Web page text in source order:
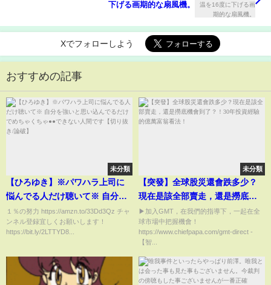
下げる画期的な扇風機。
Xでフォローしよう
おすすめの記事
未分類
【ひろゆき】※パワハラ上司に
悩んでる人だけ聴いて※ 自分を
強いと思い込んでるだけでめち
ゃくちゃ●●できない人間です
【切り抜き/論破】
１％の努力 https://amzn.to/33Dd3Qz チャ
ンネル登録宜しくお願いします！
https://bit.ly/2LTTYD8...
未分類
【突發】全球股災還會跌多少？
現在是該全部賣走，還是撈底機
會到了？！30年投資經驗的億萬
富翁看法！
▶︎加入GMT，在我們的指導下，一起在全
球市場中把握機會！
https://www.chiefpapa.com/gmt-direct -
【智...